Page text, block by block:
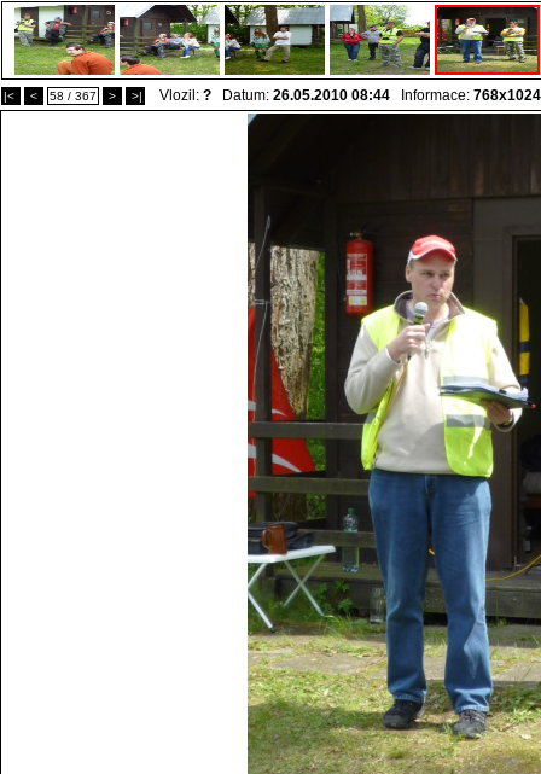
|< < 58 / 367 > >| Vlozil: ? Datum: 26.05.2010 08:44 Informace: